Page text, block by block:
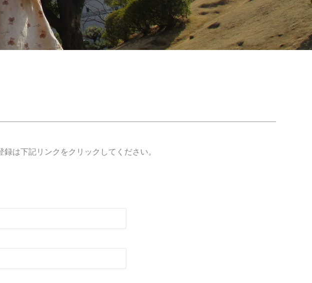
は下記リンクをクリックしてください。